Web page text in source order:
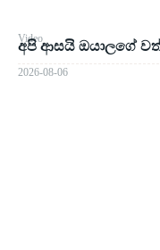
Video
අපි ආසයි ඔයාලගේ
2026-08-06